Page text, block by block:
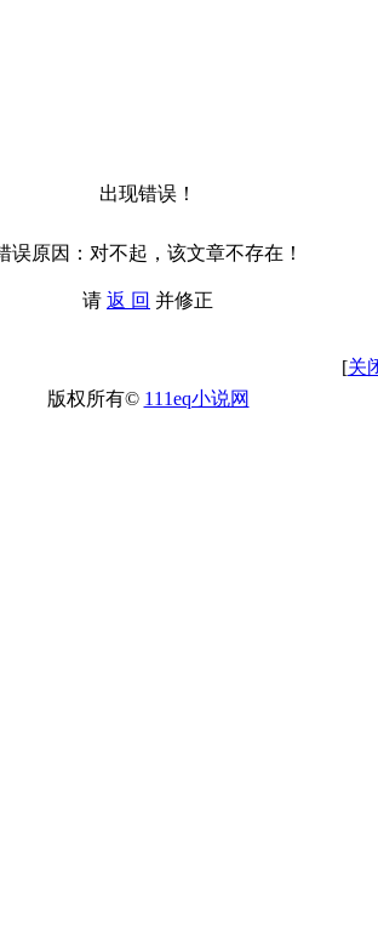
出现错误！
误原因：对不起，该文章不存在！
请 返 回 并修正
[关
版权所有© 111eq小说网